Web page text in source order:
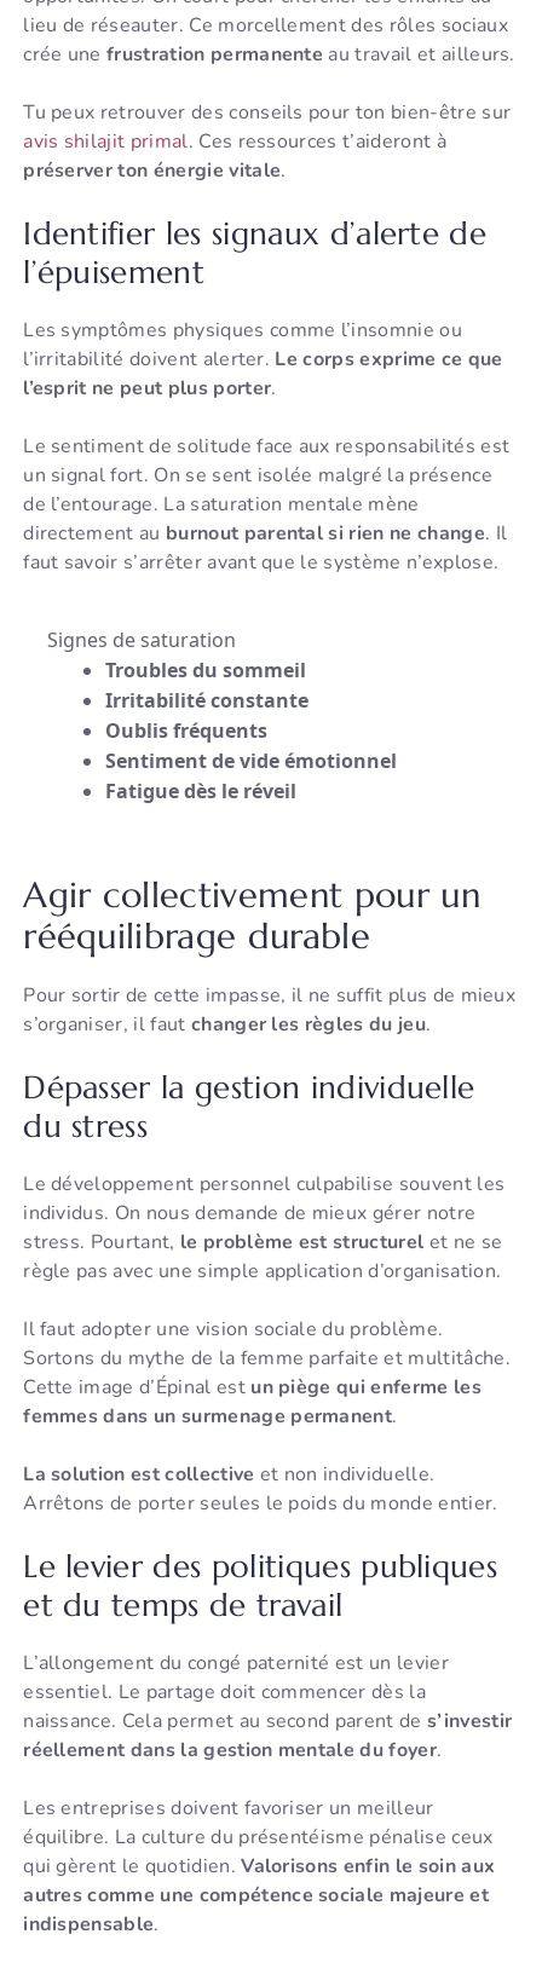
lieu de réseauter. Ce morcellement des rôles sociaux
crée unefrustration permanente au travail et ailleurs.
Tu peux retrouver des conseils pour ton bien-être sur
avis shilajit primal. Ces ressources t’aideront à
préserver ton énergie vitale.
Identifier les signaux d’alerte de
l’épuisement
Les symptômes physiques comme l’insomnie ou
l’irritabilité doivent alerter. Le corps exprime ce que
l’esprit ne peut plus porter.
Le sentiment de solitude face aux responsabilités est
un signal fort. On se sent isolée malgré la présence
de l’entourage. La saturation mentale mène
directement au burnout parental si rien ne change. Il
faut savoir s’arrêter avant que le système n’explose.
Signes de saturation
Troubles du sommeil
Irritabilité constante
Oublis fréquents
Sentiment de vide émotionnel
Fatigue dès le réveil
Agir collectivement pour un
rééquilibrage durable
Pour sortir de cette impasse, il ne suffit plus de mieux
s’organiser, il faut changer les règles du jeu.
Dépasser la gestion individuelle
du stress
Le développement personnel culpabilise souvent les
individus. On nous demande de mieux gérer notre
stress. Pourtant, le problème est structurel et ne se
règle pas avec une simple application d’organisation.
Il faut adopter une vision sociale du problème.
Sortons du mythe de la femme parfaite et multitâche.
Cette image d’Épinal est un piège qui enferme les
femmes dans un surmenage permanent.
La solution est collective et non individuelle.
Arrêtons de porter seules le poids du monde entier.
Le levier des politiques publiques
et du temps de travail
L’allongement du congé paternité est un levier
essentiel. Le partage doit commencer dès la
naissance. Cela permet au second parent de s’investir
réellement dans la gestion mentale du foyer.
Les entreprises doivent favoriser un meilleur
équilibre. La culture du présentéisme pénalise ceux
qui gèrent le quotidien.Valorisons enfin le soin aux
autres comme une compétence sociale majeure et
indispensable.